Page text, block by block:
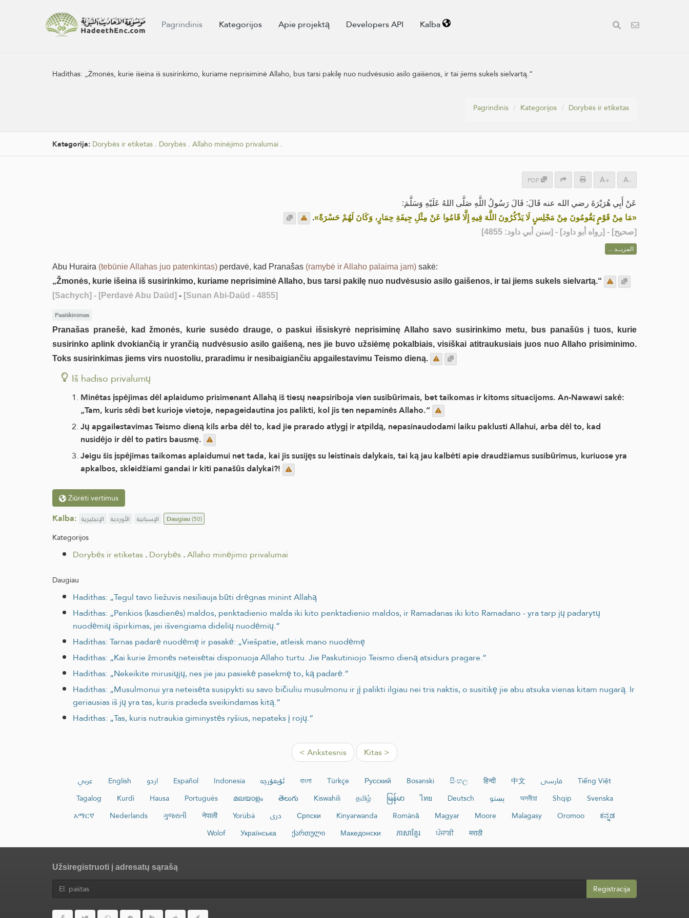
Pagrindinis Kategorijos Apie projektą Developers API Kalba
Hadithas: „Žmonės, kurie išeina iš susirinkimo, kuriame neprisiminė Allaho, bus tarsi pakilę nuo nudvėsusio asilo gaišenos, ir tai jiems sukels sielvartą.“
Pagrindinis Kategorijos Dorybės ir etiketas
Kategorija: Dorybės ir etiketas . Dorybės . Allaho minėjimo privalumai .
PDF + -
عَنْ أَبِي هُرَيْرَةَ رضي الله عنه قَالَ: قَالَ رَسُولُ اللَّهِ صَلَّى اللهُ عَلَيْهِ وَسَلَّمَ:
«مَا مِنْ قَوْمٍ يَقُومُونَ مِنْ مَجْلِسٍ لَا يَذْكُرُونَ اللَّهَ فِيهِ إِلَّا قَامُوا عَنْ مِثْلِ جِيفَةِ حِمَارٍ، وَكَانَ لَهُمْ حَسْرَةً».
[صحيح] - [رواه أبو داود] - [سنن أبي داود: 4855]
المزيــد ...
Abu Huraira (tebūnie Allahas juo patenkintas) perdavė, kad Pranašas (ramybė ir Allaho palaima jam) sakė:
„Žmonės, kurie išeina iš susirinkimo, kuriame neprisiminė Allaho, bus tarsi pakilę nuo nudvėsusio asilo gaišenos, ir tai jiems sukels sielvartą.“
[Sachych] - [Perdavė Abu Daūd] - [Sunan Abi-Daūd - 4855]
Paaiškinimas
Pranašas pranešė, kad žmonės, kurie susėdo drauge, o paskui išsiskyrė neprisiminę Allaho savo susirinkimo metu, bus panašūs į tuos, kurie
susirinko aplink dvokiančią ir yrančią nudvėsusio asilo gaišeną, nes jie buvo užsiėmę pokalbiais, visiškai atitraukusiais juos nuo Allaho prisiminimo.
Toks susirinkimas jiems virs nuostoliu, praradimu ir nesibaigiančiu apgailestavimu Teismo dieną.
Iš hadiso privalumų
Minėtas įspėjimas dėl aplaidumo prisimenant Allahą iš tiesų neapsiriboja vien susibūrimais, bet taikomas ir kitoms situacijoms. An-Nawawi sakė:
„Tam, kuris sėdi bet kurioje vietoje, nepageidautina jos palikti, kol jis ten nepaminės Allaho.“
Jų apgailestavimas Teismo dieną kils arba dėl to, kad jie prarado atlygį ir atpildą, nepasinaudodami laiku paklusti Allahui, arba dėl to, kad
nusidėjo ir dėl to patirs bausmę.
Jeigu šis įspėjimas taikomas aplaidumui net tada, kai jis susijęs su leistinais dalykais, tai ką jau kalbėti apie draudžiamus susibūrimus, kuriuose yra
apkalbos, skleidžiami gandai ir kiti panašūs dalykai?!
Žiūrėti vertimus
Kalba: الإنجليزية الأوردية الإسبانية Daugiau(50)
Kategorijos
Dorybės ir etiketas.Dorybės.Allaho minėjimo privalumai
Daugiau
Hadithas: „Tegul tavo liežuvis nesiliauja būti drėgnas minint Allahą
Hadithas: „Penkios (kasdienės) maldos, penktadienio malda iki kito penktadienio maldos, ir Ramadanas iki kito Ramadano - yra tarp jų padarytų
nuodėmių išpirkimas, jei išvengiama didelių nuodėmių.“
Hadithas: Tarnas padarė nuodėmę ir pasakė: „Viešpatie, atleisk mano nuodėmę
Hadithas: „Kai kurie žmonės neteisėtai disponuoja Allaho turtu. Jie Paskutiniojo Teismo dieną atsidurs pragare.“
Hadithas: „Nekeikite mirusiųjų, nes jie jau pasiekė pasekmę to, ką padarė.“
Hadithas: „Musulmonui yra neteisėta susipykti su savo bičiuliu musulmonu ir jį palikti ilgiau nei tris naktis, o susitikę jie abu atsuka vienas kitam nugarą. Ir
geriausias iš jų yra tas, kuris pradeda sveikindamas kitą.“
Hadithas: „Tas, kuris nutraukia giminystės ryšius, nepateks į rojų.“
< Ankstesnis Kitas >
عربي English اردو Español Indonesia ئۇيغۇرچە বাংলা Türkçe Русский Bosanski සිංහල हिन्दी 中文 فارسی
Tiếng Việt
Tagalog
Kurdî Hausa Português മലയാളം తెలుగు Kiswahili தமிழ் မြန်မာ ไทย Deutsch پښتو অসমীয়া Shqip
Svenska
አማርኛ
Nederlands ગુજરાતી नेपाली Yorùbá دری Српски Kinyarwanda Română Magyar Moore Malagasy Oromoo
ಕನ್ನಡ
Wolof
Українська ქართული Македонски ភាសាខ្មែរ ਪੰਜਾਬੀ मराठी
Užsiregistruoti į adresatų sąrašą
Registracija